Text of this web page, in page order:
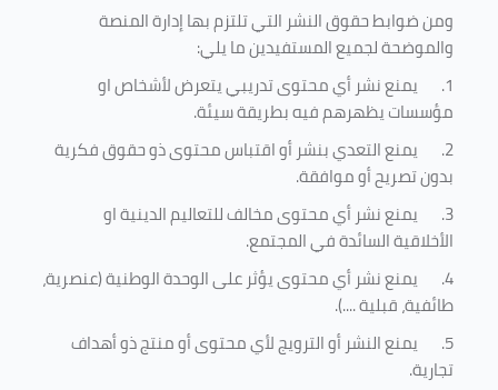
ومن ضوابط حقوق النشر التي تلتزم بها إدارة المنصة
والموضحة لجميع المستفيدين ما يلي:
1.
يمنع نشر أي محتوى تدريبي يتعرض لأشخاص او
مؤسسات يظهرهم فيه بطريقة سيئة.
2.
يمنع التعدي بنشر أو اقتباس محتوى ذو حقوق فكرية
بدون تصريح أو موافقة.
3.
يمنع نشر أي محتوى مخالف للتعاليم الدينية او
الأخلاقية السائدة في المجتمع.
4.
يمنع نشر أي محتوى يؤثر على الوحدة الوطنية (عنصرية،
طائفية، قبلية ....).
5.
يمنع النشر أو الترويج لأي محتوى أو منتج ذو أهداف
تجارية.